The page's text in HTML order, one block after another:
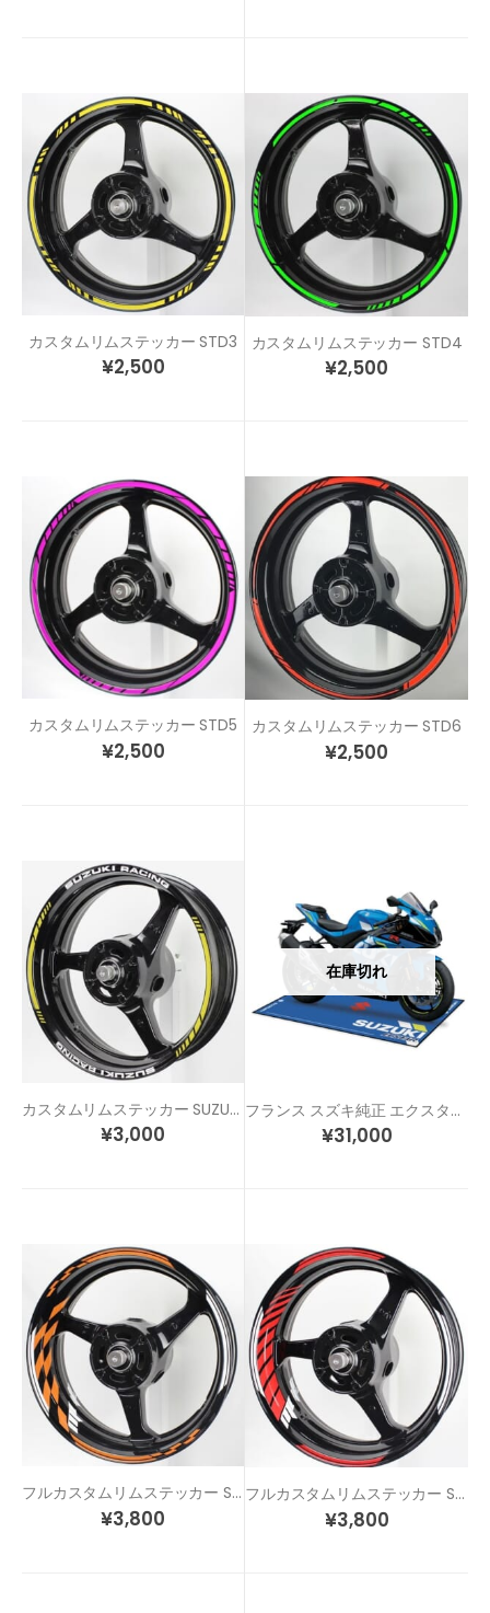
カスタムリムステッカー STD3
¥2,500
カスタムリムステッカー STD4
¥2,500
カスタムリムステッカー STD5
¥2,500
カスタムリムステッカー STD6
¥2,500
カスタムリムステッカー SUZUKI RACING
¥3,000
在庫切れ
フランス スズキ純正 エクスター ガレージマット
¥31,000
フルカスタムリムステッカー SP2
¥3,800
フルカスタムリムステッカー SP3
¥3,800